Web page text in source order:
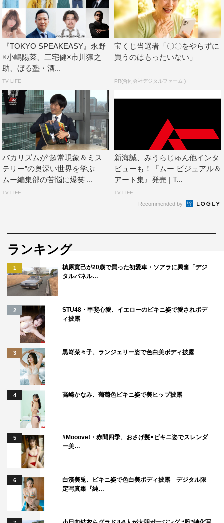
『TOKYO SPEAKEASY』永野
×小嶋陽菜、三宅健×市川猿之
助、ぼる塾・酒...
TV LIFE
宝くじ当選者「〇〇をやらずに
買うのはもったいない」
PR(合同会社デジタルファーム )
バカリズムが“超常現象＆ミス
テリー”の奥深い世界を学ぶ
ムー編集部の苦悩に爆笑 ...
TV LIFE
新海誠、みうらじゅん他インタ
ビューも！『ムー ビジュアル＆
アート集』発売 | T...
TV LIFE
Recommended by
ランキング
1
槙原寛己が20歳で買った初愛車・ソアラに興奮「デジ
タルパネル…
2
STU48・甲斐心愛、イエローのビキニ姿で愛されボデ
ィ披露
3 黒嵜菜々子、ランジェリー姿で色白美ボディ披露
4 高崎かなみ、葡萄色ビキニ姿で美ヒップ披露
5
#Mooove!・赤間四季、おさげ髪×ビキニ姿でスレンダ
ー美…
6
白濱美兎、ビキニ姿で色白美ボディ披露 デジタル限
定写真集『純…